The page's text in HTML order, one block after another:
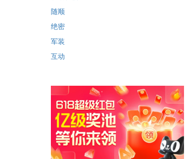
随顺
绝密
军装
互动